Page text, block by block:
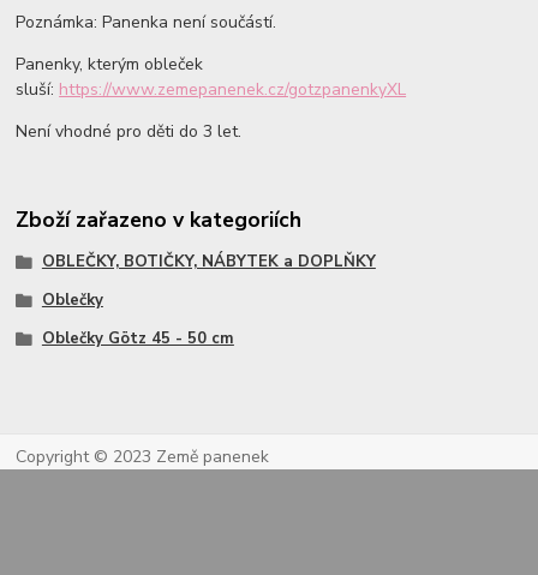
Poznámka: Panenka není součástí.
Panenky, kterým obleček
sluší: https://www.zemepanenek.cz/gotzpanenkyXL
Není vhodné pro děti do 3 let.
Zboží zařazeno v kategoriích
OBLEČKY, BOTIČKY, NÁBYTEK a DOPLŇKY
Oblečky
Oblečky Götz 45 - 50 cm
Copyright © 2023 Země panenek